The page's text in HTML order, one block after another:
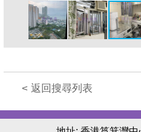
< 返回搜尋列表